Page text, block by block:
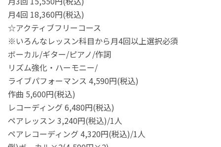
月4回 18,360円(税込)
☆アクティブフリーコース
※いろんなレッスン科目から月4回以上選択必須
ボーカル/ギター/ピアノ/作詞
リズム強化・ハーモニー/
ライブパフォーマンス 4,590円(税込)
作曲 5,600円(税込)
レコーディング 6,480円(税込)
ペアレッスン 3,240円(税込)/1人
ペアレコーディング 4,320円(税込)/1人